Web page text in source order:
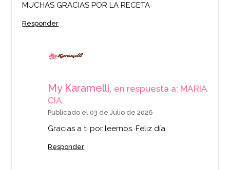
MUCHAS GRACIAS POR LA RECETA
Responder
My Karamelli, en respuesta a: MARIA
CIA
Publicado el 03 de Julio de 2026
Gracias a ti por leernos. Feliz día
Responder